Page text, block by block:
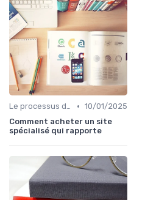
Le processus d'acquisition • 10/01/2025
Comment acheter un site
spécialisé qui rapporte